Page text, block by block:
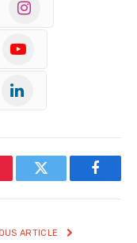
Facebook
Twitter